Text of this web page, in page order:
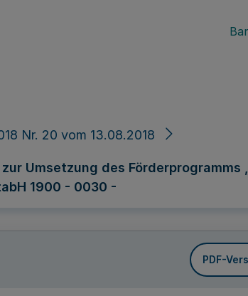
Nr. 20 vom 13.08.2018
Umsetzung des
1900 - 0030 -
PDF-